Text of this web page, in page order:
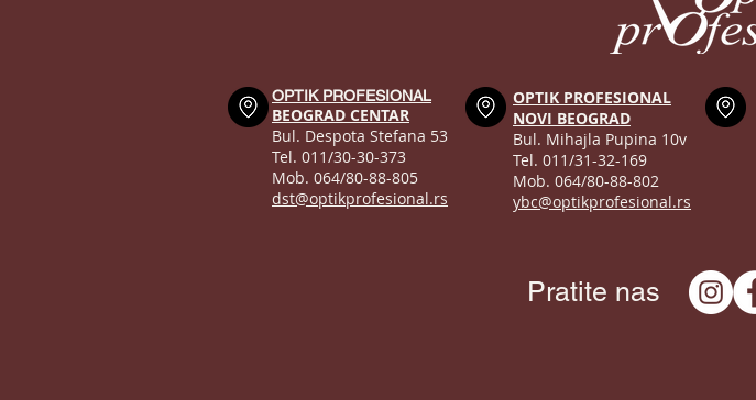
OPTIK PROFESIONAL
BEOGRAD CENTAR
Bul. Despota Stefana 53
Tel. 011/30-30-373
Mob. 064/80-88-805
dst@optikprofesional.rs
OPTIK PROFESIONAL
NOVI BEOGRAD
Bul. Mihajla Pupina 10v
Tel. 011/31-32-169
Mob. 064/80-88-802
ybc@optikprofesional.rs
Pratite nas